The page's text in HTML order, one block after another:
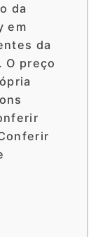
da
em
da
O preço